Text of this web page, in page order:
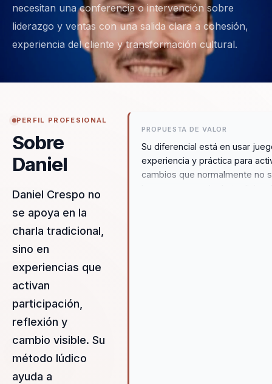
necesitan una conferencia o intervención sobre
liderazgo y ventas con una salida clara a cohesión,
experiencia del cliente y transformación cultural.
PERFIL PROFESIONAL
Sobre
Daniel
Daniel Crespo no
se apoya en la
charla tradicional,
sino en
experiencias que
activan
participación,
reflexión y
cambio visible. Su
método lúdico
ayuda a
PROPUESTA DE VALOR
Su diferencial está en usar
experiencia y práctica para
cambios que normalmente no